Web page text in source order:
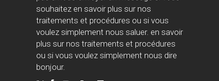
souhaitez en savoir plus sur nos
traitements et procédures ou si vous
voulez simplement nous saluer. en savoir
plus sur nos traitements et procédures
ou si vous voulez simplement nous dire
bonjour.